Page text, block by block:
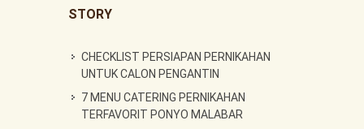
STORY
CHECKLIST PERSIAPAN PERNIKAHAN
UNTUK CALON PENGANTIN
7 MENU CATERING PERNIKAHAN
TERFAVORIT PONYO MALABAR